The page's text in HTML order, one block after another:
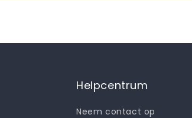
Helpcentrum
Neem contact op